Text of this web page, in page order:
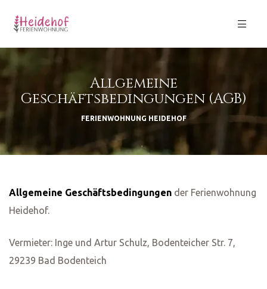
Allgemeine
Geschäftsbedingungen (AGB)
FERIENWOHNUNG HEIDEHOF
Allgemeine Geschäftsbedingungen der Ferienwohnung
Heidehof.
Vermieter: Inge und Artur Schulz, Bodenteicher Str. 7,
29239 Bad Bodenteich